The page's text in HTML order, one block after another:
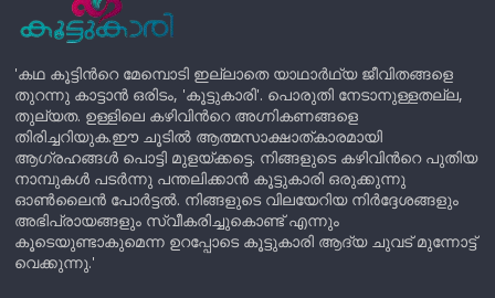
'കഥ കൂട്ടിന്‍റെ മേമ്പൊടി ഇല്ലാതെ യാഥാർഥ്യ ജീവിതങ്ങളെ
തുറന്നു കാട്ടാൻ ഒരിടം, 'കൂട്ടുകാരി'. പൊരുതി നേടാനുള്ളതല്ല,
തുല്യത. ഉള്ളിലെ കഴിവിന്‍റെ അഗ്നികണങ്ങളെ
തിരിച്ചറിയുക.ഈ ചൂടിൽ ആത്മസാക്ഷാത്കാരമായി
ആഗ്രഹങ്ങൾ പൊട്ടി മുളയ്ക്കട്ടെ. നിങ്ങളുടെ കഴിവിന്‍റെ പുതിയ
നാമ്പുകൾ പടർന്നു പന്തലിക്കാൻ കൂട്ടുകാരി ഒരുക്കുന്നു
ഓൺലൈൻ പോർട്ടൽ. നിങ്ങളുടെ വിലയേറിയ നിർദ്ദേശങ്ങളും
അഭിപ്രായങ്ങളും സ്വീകരിച്ചുകൊണ്ട് എന്നും
കൂടെയുണ്ടാകുമെന്ന ഉറപ്പോടെ കൂട്ടുകാരി ആദ്യ ചുവട് മുന്നോട്ട്
വെക്കുന്നു.'